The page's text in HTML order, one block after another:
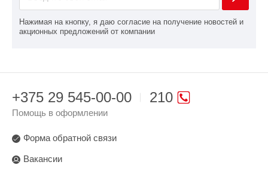
Нажимая на кнопку, я даю согласие на получение новостей и
акционных предложений от компании
210
+375 29 545-00-00
Помощь в оформлении
Форма обратной связи
Вакансии